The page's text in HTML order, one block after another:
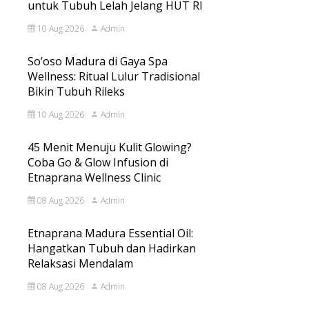
untuk Tubuh Lelah Jelang HUT RI
10 Aug 2026 Admin
So’oso Madura di Gaya Spa
Wellness: Ritual Lulur Tradisional
Bikin Tubuh Rileks
10 Aug 2026 Admin
45 Menit Menuju Kulit Glowing?
Coba Go & Glow Infusion di
Etnaprana Wellness Clinic
08 Aug 2026 Admin
Etnaprana Madura Essential Oil:
Hangatkan Tubuh dan Hadirkan
Relaksasi Mendalam
08 Aug 2026 Admin